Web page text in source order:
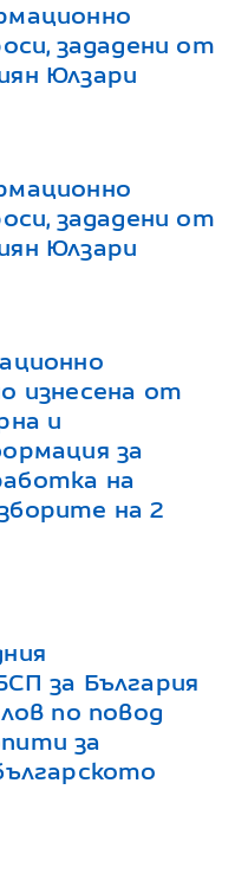
зададени от
Юлзари
зададени от
Юлзари
изнесена от
и
за
на
на 2
за България
по повод
за